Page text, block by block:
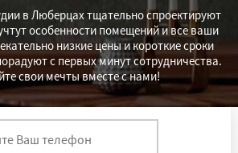
в Люберцах тщательно спроектируют
особенности помещений и все ваши
низкие цены и короткие сроки
с первых минут сотрудничества.
свои мечты вместе с нами!